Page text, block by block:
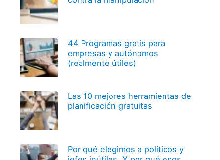
44 Programas gratis para
empresas y autónomos
(realmente útiles)
Las 10 mejores herramientas de
planificación gratuitas
Por qué elegimos a políticos y